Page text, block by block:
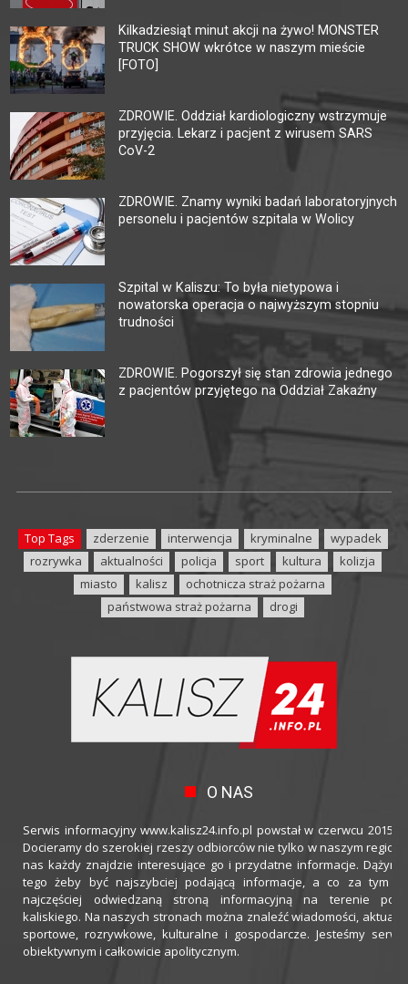
Kilkadziesiąt minut akcji na żywo! MONSTER
TRUCK SHOW wkrótce w naszym mieście
[FOTO]
ZDROWIE. Oddział kardiologiczny wstrzymuje
przyjęcia. Lekarz i pacjent z wirusem SARS
CoV-2
ZDROWIE. Znamy wyniki badań laboratoryjnych
personelu i pacjentów szpitala w Wolicy
Szpital w Kaliszu: To była nietypowa i
nowatorska operacja o najwyższym stopniu
trudności
ZDROWIE. Pogorszył się stan zdrowia jednego
z pacjentów przyjętego na Oddział Zakaźny
Top Tags zderzenie interwencja kryminalne
wypadek
rozrywka
aktualności policja sport kultura
kolizja
miasto
kalisz
ochotnicza straż pożarna
państwowa straż pożarna
drogi
O NAS
Serwis informacyjny www.kalisz24.info.pl powstał w czerwcu 2015
Docieramy do szerokiej rzeszy odbiorców nie tylko w naszym
nas każdy znajdzie interesujące go i przydatne informacje.
tego żeby być najszybciej podającą informacje, a co za tym
najczęściej odwiedzaną stroną informacyjną na terenie
kaliskiego. Na naszych stronach można znaleźć wiadomości,
sportowe, rozrywkowe, kulturalne i gospodarcze. Jesteśmy
obiektywnym i całkowicie apolitycznym.